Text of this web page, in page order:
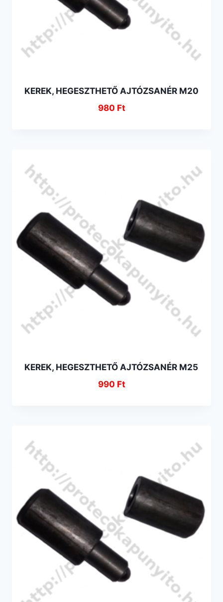
KEREK, HEGESZTHETŐ AJTÓZSANÉR M20
980 Ft
KEREK, HEGESZTHETŐ AJTÓZSANÉR M25
990 Ft